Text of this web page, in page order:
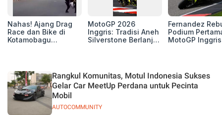
Nahas! Ajang Drag
Race dan Bike di
Kotamobagu
MotoGP 2026
Inggris: Tradisi Aneh
Silverstone Berlanjut,
Fernandez
Podium
MotoGP Inggris
AUTOCOMMUNITY
Rangkul Komunitas, Motul Indonesia Sukses
Gelar Car MeetUp Perdana untuk Pecinta
Mobil